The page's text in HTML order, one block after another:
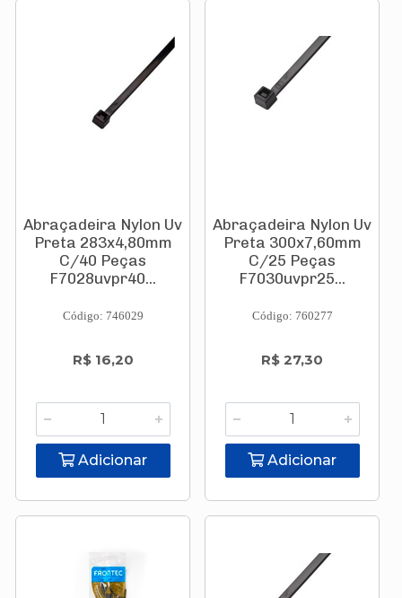
Abraçadeira Nylon Uv
Preta 283x4,80mm
C/40 Peças
F7028uvpr40...
Código: 746029
R$ 16,20
Adicionar
Abraçadeira Nylon Uv
Preta 300x7,60mm
C/25 Peças
F7030uvpr25...
Código: 760277
R$ 27,30
Adicionar